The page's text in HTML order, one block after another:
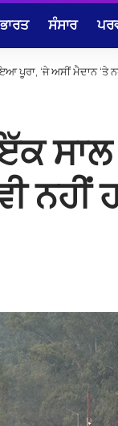
ਭਾਰਤ ਸੰਸਾਰ
‘ਜੇ ਅਸੀਂ ਮੈਦਾਨ ‘ਤੇ
ਸਾਲ
ਨਹੀਂ